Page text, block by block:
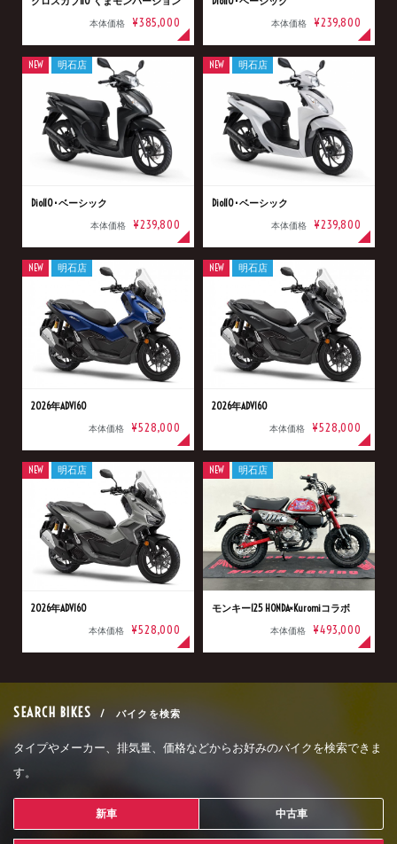
本体価格 ¥385,000 本体価格 ¥239,800
Dio110･ベーシック
本体価格 ¥239,800
NEW 明石店
Dio110･ベーシック
本体価格 ¥239,800
NEW 明石店
2026年ADV160
本体価格 ¥528,000
NEW 明石店
2026年ADV160
本体価格 ¥528,000
NEW 明石店
2026年ADV160
本体価格 ¥528,000
NEW 明石店
モンキー125 HONDA×Kuromiコラボ
本体価格 ¥493,000
NEW 明石店
SEARCH BIKES / バイクを検索
タイプやメーカー、排気量、価格などからお好みのバイクを検索できま
す。
新車 中古車